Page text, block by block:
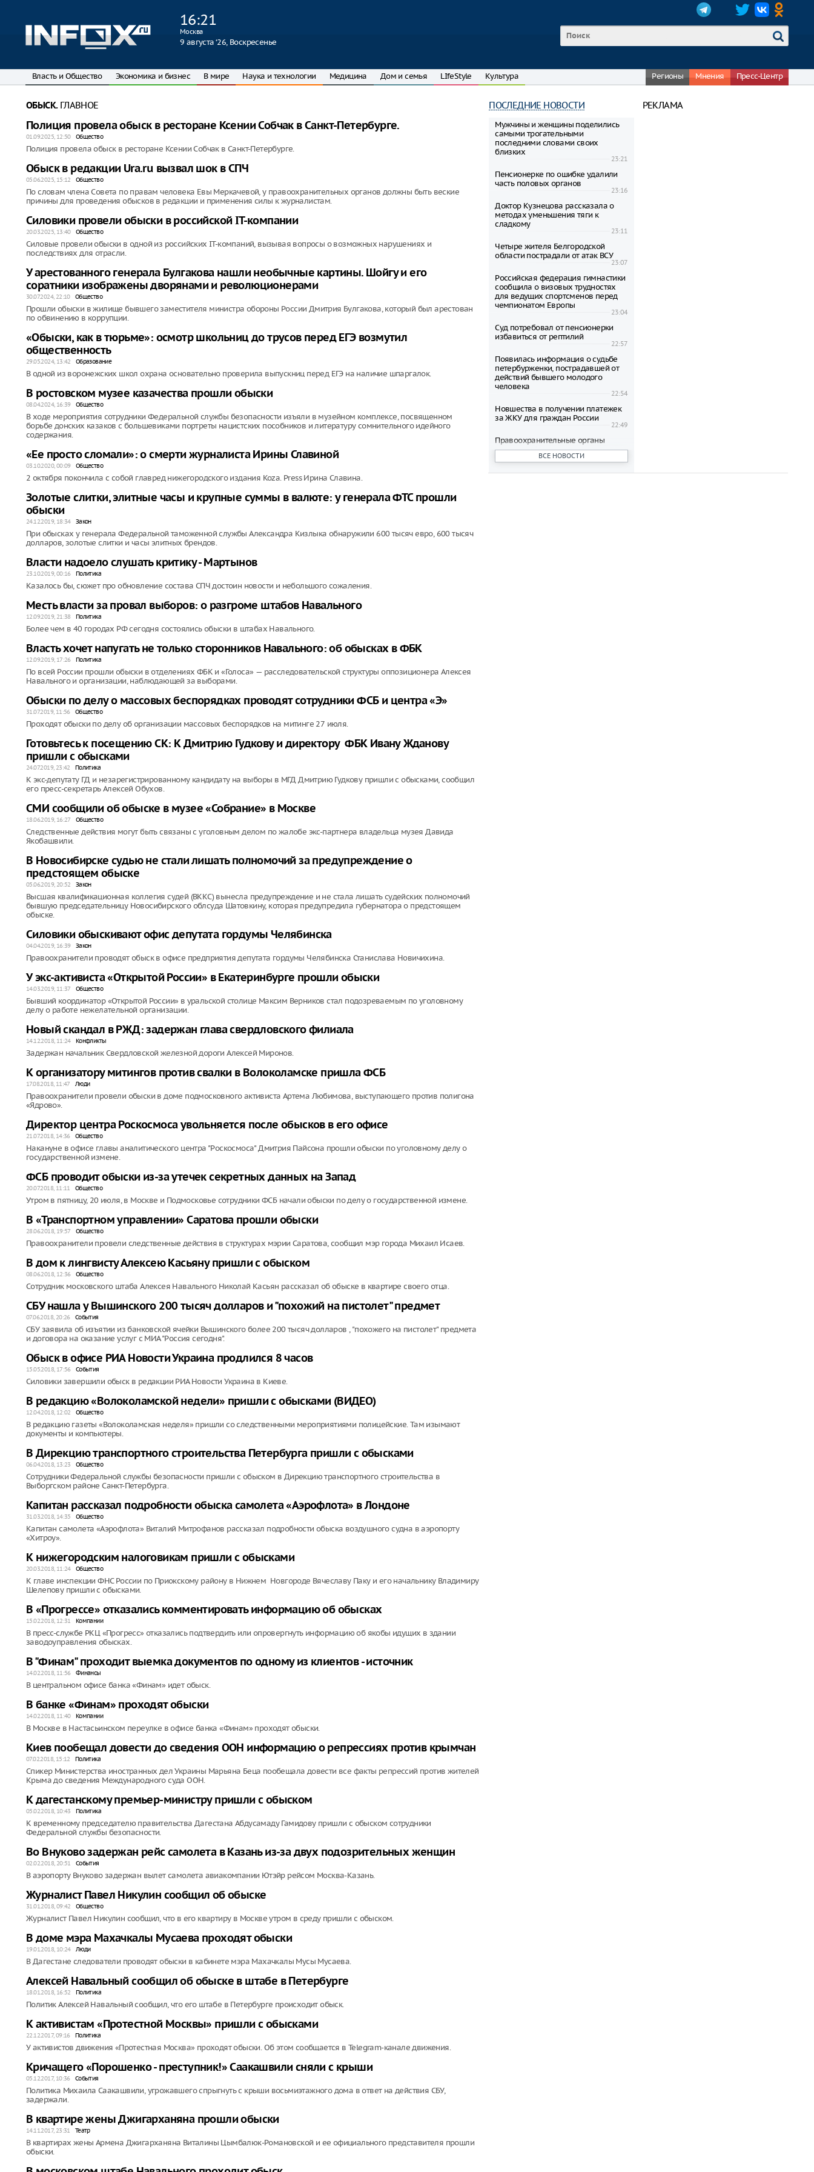
16:21
Москва
9 августа ‘26, Воскресенье
Власть и Общество Экономика и бизнес В мире Наука и технологии Медицина Дом и семья LIfeStyle Культура Регионы Мнения Пресс-Центр
ОБЫСК.ГЛАВНОЕ
Полиция провела обыск в ресторане Ксении Собчак в Санкт-Петербурге.
01.09.2025, 12:50 Общество
Полиция провела обыск в ресторане Ксении Собчак в Санкт-Петербурге.
Обыск в редакции Ura.ru вызвал шок в СПЧ
05.06.2025, 15:12 Общество
По словам члена Совета по правам человека Евы Меркачевой, у правоохранительных органов должны быть веские
причины для проведения обысков в редакции и применения силы к журналистам.
Силовики провели обыски в российской IT-компании
20.03.2025, 13:40 Общество
Силовые провели обыски в одной из российских IT-компаний, вызывая вопросы о возможных нарушениях и
последствиях для отрасли.
У арестованного генерала Булгакова нашли необычные картины. Шойгу и его
соратники изображены дворянами и революционерами
30.07.2024, 22:10 Общество
Прошли обыски в жилище бывшего заместителя министра обороны России Дмитрия Булгакова, который был арестован
по обвинению в коррупции.
«Обыски, как в тюрьме»: осмотр школьниц до трусов перед ЕГЭ возмутил
общественность
29.05.2024, 13:42 Образование
В одной из воронежских школ охрана основательно проверила выпускниц перед ЕГЭ на наличие шпаргалок.
В ростовском музее казачества прошли обыски
08.04.2024, 16:39 Общество
В ходе мероприятия сотрудники Федеральной службы безопасности изъяли в музейном комплексе, посвященном
борьбе донских казаков с большевиками портреты нацистских пособников и литературу сомнительного идейного
содержания.
«Ее просто сломали»: о смерти журналиста Ирины Славиной
03.10.2020, 00:09 Общество
2 октября покончила с собой главред нижегородского издания Koza. Press Ирина Славина.
Золотые слитки, элитные часы и крупные суммы в валюте: у генерала ФТС прошли
обыски
24.12.2019, 18:34 Закон
При обысках у генерала Федеральной таможенной службы Александра Кизлыка обнаружили 600 тысяч евро, 600 тысяч
долларов, золотые слитки и часы элитных брендов.
Власти надоело слушать критику - Мартынов
23.10.2019, 00:16 Политика
Казалось бы, сюжет про обновление состава СПЧ достоин новости и небольшого сожаления.
Месть власти за провал выборов: о разгроме штабов Навального
12.09.2019, 21:38 Политика
Более чем в 40 городах РФ сегодня состоялись обыски в штабах Навального.
Власть хочет напугать не только сторонников Навального: об обысках в ФБК
12.09.2019, 17:26 Политика
По всей России прошли обыски в отделениях ФБК и «Голоса» — расследовательской структуры оппозиционера Алексея
Навального и организации, наблюдающей за выборами.
Обыски по делу о массовых беспорядках проводят сотрудники ФСБ и центра «Э»
31.07.2019, 11:56 Общество
Проходят обыски по делу об организации массовых беспорядков на митинге 27 июля.
Готовьтесь к посещению СК: К Дмитрию Гудкову и директору ФБК Ивану Жданову
пришли с обысками
24.07.2019, 23:42 Политика
К экс-депутату ГД и незарегистрированному кандидату на выборы в МГД Дмитрию Гудкову пришли с обысками, сообщил
его пресс-секретарь Алексей Обухов.
СМИ сообщили об обыске в музее «Собрание» в Москве
18.06.2019, 16:27 Общество
Следственные действия могут быть связаны с уголовным делом по жалобе экс-партнера владельца музея Давида
Якобашвили.
В Новосибирске судью не стали лишать полномочий за предупреждение о
предстоящем обыске
05.06.2019, 20:52 Закон
Высшая квалификационная коллегия судей (ВККС) вынесла предупреждение и не стала лишать судейских полномочий
бывшую председательницу Новосибирского облсуда Шатовкину, которая предупредила губернатора о предстоящем
обыске.
Силовики обыскивают офис депутата гордумы Челябинска
04.04.2019, 16:39 Закон
Правоохранители проводят обыск в офисе предприятия депутата гордумы Челябинска Станислава Новичихина.
У экс-активиста «Открытой России» в Екатеринбурге прошли обыски
14.03.2019, 11:37 Общество
Бывший координатор «Открытой России» в уральской столице Максим Верников стал подозреваемым по уголовному
делу о работе нежелательной организации.
Новый скандал в РЖД: задержан глава свердловского филиала
14.12.2018, 11:24 Конфликты
Задержан начальник Свердловской железной дороги Алексей Миронов.
К организатору митингов против свалки в Волоколамске пришла ФСБ
17.08.2018, 11:47 Люди
Правоохранители провели обыски в доме подмосковного активиста Артема Любимова, выступающего против полигона
«Ядрово».
Директор центра Роскосмоса увольняется после обысков в его офисе
21.07.2018, 14:36 Общество
Накануне в офисе главы аналитического центра "Роскосмоса" Дмитрия Пайсона прошли обыски по уголовному делу о
государственной измене.
ФСБ проводит обыски из-за утечек секретных данных на Запад
20.07.2018, 11:11 Общество
Утром в пятницу, 20 июля, в Москве и Подмосковье сотрудники ФСБ начали обыски по делу о государственной измене.
В «Транспортном управлении» Саратова прошли обыски
28.06.2018, 19:57 Общество
Правоохранители провели следственные действия в структурах мэрии Саратова, сообщил мэр города Михаил Исаев.
В дом к лингвисту Алексею Касьяну пришли с обыском
08.06.2018, 12:36 Общество
Сотрудник московского штаба Алексея Навального Николай Касьян рассказал об обыске в квартире своего отца.
СБУ нашла у Вышинского 200 тысяч долларов и "похожий на пистолет" предмет
07.06.2018, 20:26 События
СБУ заявила об изъятии из банковской ячейки Вышинского более 200 тысяч долларов , "похожего на пистолет" предмета
и договора на оказание услуг с МИА "Россия сегодня".
Обыск в офисе РИА Новости Украина продлился 8 часов
15.05.2018, 17:56 События
Силовики завершили обыск в редакции РИА Новости Украина в Киеве.
В редакцию «Волоколамской недели» пришли с обысками (ВИДЕО)
12.04.2018, 12:02 Общество
В редакцию газеты «Волоколамская неделя» пришли со следственными мероприятиями полицейские. Там изымают
документы и компьютеры.
В Дирекцию транспортного строительства Петербурга пришли с обысками
06.04.2018, 13:23 Общество
Сотрудники Федеральной службы безопасности пришли с обыском в Дирекцию транспортного строительства в
Выборгском районе Санкт-Петербурга.
Капитан рассказал подробности обыска самолета «Аэрофлота» в Лондоне
31.03.2018, 14:35 Общество
Капитан самолета «Аэрофлота» Виталий Митрофанов рассказал подробности обыска воздушного судна в аэропорту
«Хитроу».
К нижегородским налоговикам пришли с обысками
20.03.2018, 11:24 Общество
К главе инспекции ФНС России по Приокскому району в Нижнем Новгороде Вячеславу Паку и его начальнику Владимиру
Шелепову пришли с обысками.
В «Прогрессе» отказались комментировать информацию об обысках
15.02.2018, 12:31 Компании
В пресс-службе РКЦ «Прогресс» отказались подтвердить или опровергнуть информацию об якобы идущих в здании
заводоуправления обысках.
В "Финам" проходит выемка документов по одному из клиентов - источник
14.02.2018, 11:56 Финансы
В центральном офисе банка «Финам» идет обыск.
В банке «Финам» проходят обыски
14.02.2018, 11:40 Компании
В Москве в Настасьинском переулке в офисе банка «Финам» проходят обыски.
Киев пообещал довести до сведения ООН информацию о репрессиях против крымчан
07.02.2018, 15:12 Политика
Спикер Министерства иностранных дел Украины Марьяна Беца пообещала довести все факты репрессий против жителей
Крыма до сведения Международного суда ООН.
К дагестанскому премьер-министру пришли с обыском
05.02.2018, 10:43 Политика
К временному председателю правительства Дагестана Абдусамаду Гамидову пришли с обыском сотрудники
Федеральной службы безопасности.
Во Внуково задержан рейс самолета в Казань из-за двух подозрительных женщин
02.02.2018, 20:51 События
В аэропорту Внуково задержан вылет самолета авиакомпании Ютэйр рейсом Москва-Казань.
Журналист Павел Никулин сообщил об обыске
31.01.2018, 09:42 Общество
Журналист Павел Никулин сообщил, что в его квартиру в Москве утром в среду пришли с обыском.
В доме мэра Махачкалы Мусаева проходят обыски
19.01.2018, 10:24 Люди
В Дагестане следователи проводят обыски в кабинете мэра Махачкалы Мусы Мусаева.
Алексей Навальный сообщил об обыске в штабе в Петербурге
18.01.2018, 16:52 Политика
Политик Алексей Навальный сообщил, что его штабе в Петербурге происходит обыск.
К активистам «Протестной Москвы» пришли с обысками
22.12.2017, 09:16 Политика
У активистов движения «Протестная Москва» проходят обыски. Об этом сообщается в Telegram-канале движения.
Кричащего «Порошенко - преступник!» Саакашвили сняли с крыши
05.12.2017, 10:36 События
Политика Михаила Саакашвили, угрожавшего спрыгнуть с крыши восьмиэтажного дома в ответ на действия СБУ,
задержали.
В квартире жены Джигарханяна прошли обыски
14.11.2017, 23:31 Театр
В квартирах жены Армена Джигарханяна Виталины Цымбалюк-Романовской и ее официального представителя прошли
обыски.
ПОСЛЕДНИЕ НОВОСТИ
Мужчины и женщины поделились
самыми трогательными
последними словами своих
близких
23:21
Пенсионерке по ошибке удалили
часть половых органов
23:16
Доктор Кузнецова рассказала о
методах уменьшения тяги к
сладкому
23:11
Четыре жителя Белгородской
области пострадали от атак ВСУ
23:07
Российская федерация гимнастики
сообщила о визовых трудностях
для ведущих спортсменов перед
чемпионатом Европы
23:04
Суд потребовал от пенсионерки
избавиться от рептилий
22:57
Появилась информация о судьбе
петербурженки, пострадавшей от
действий бывшего молодого
человека
22:54
Новшества в получении платежек
за ЖКУ для граждан России
22:49
Правоохранительные органы
раскрыли финансовую пирамиду,
нацеленную на пенсионеров
22:47
ВСЕ НОВОСТИ
РЕКЛАМА